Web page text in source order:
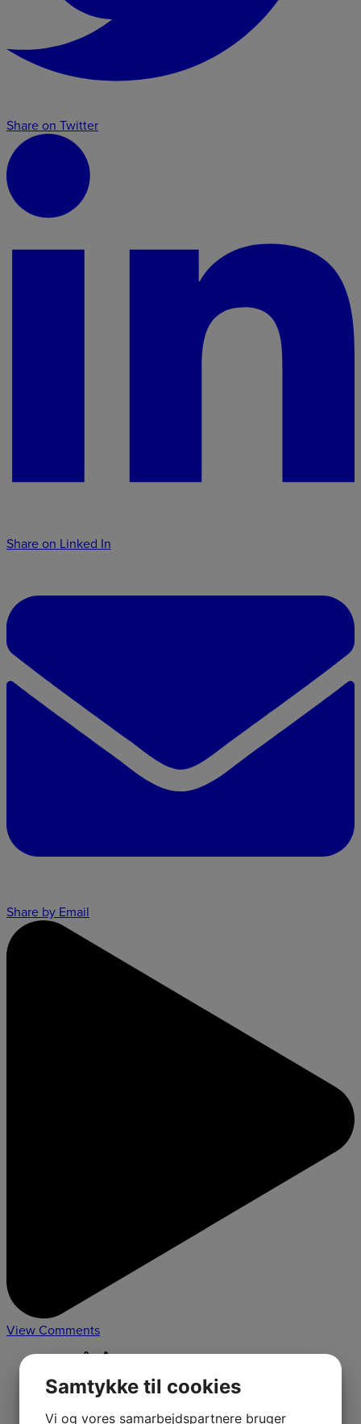
Share on Twitter
Share on Linked In
Share by Email
View Comments
Shares:
1
Comments:
0
Samtykke til cookies
Vi og vores samarbejdspartnere bruger